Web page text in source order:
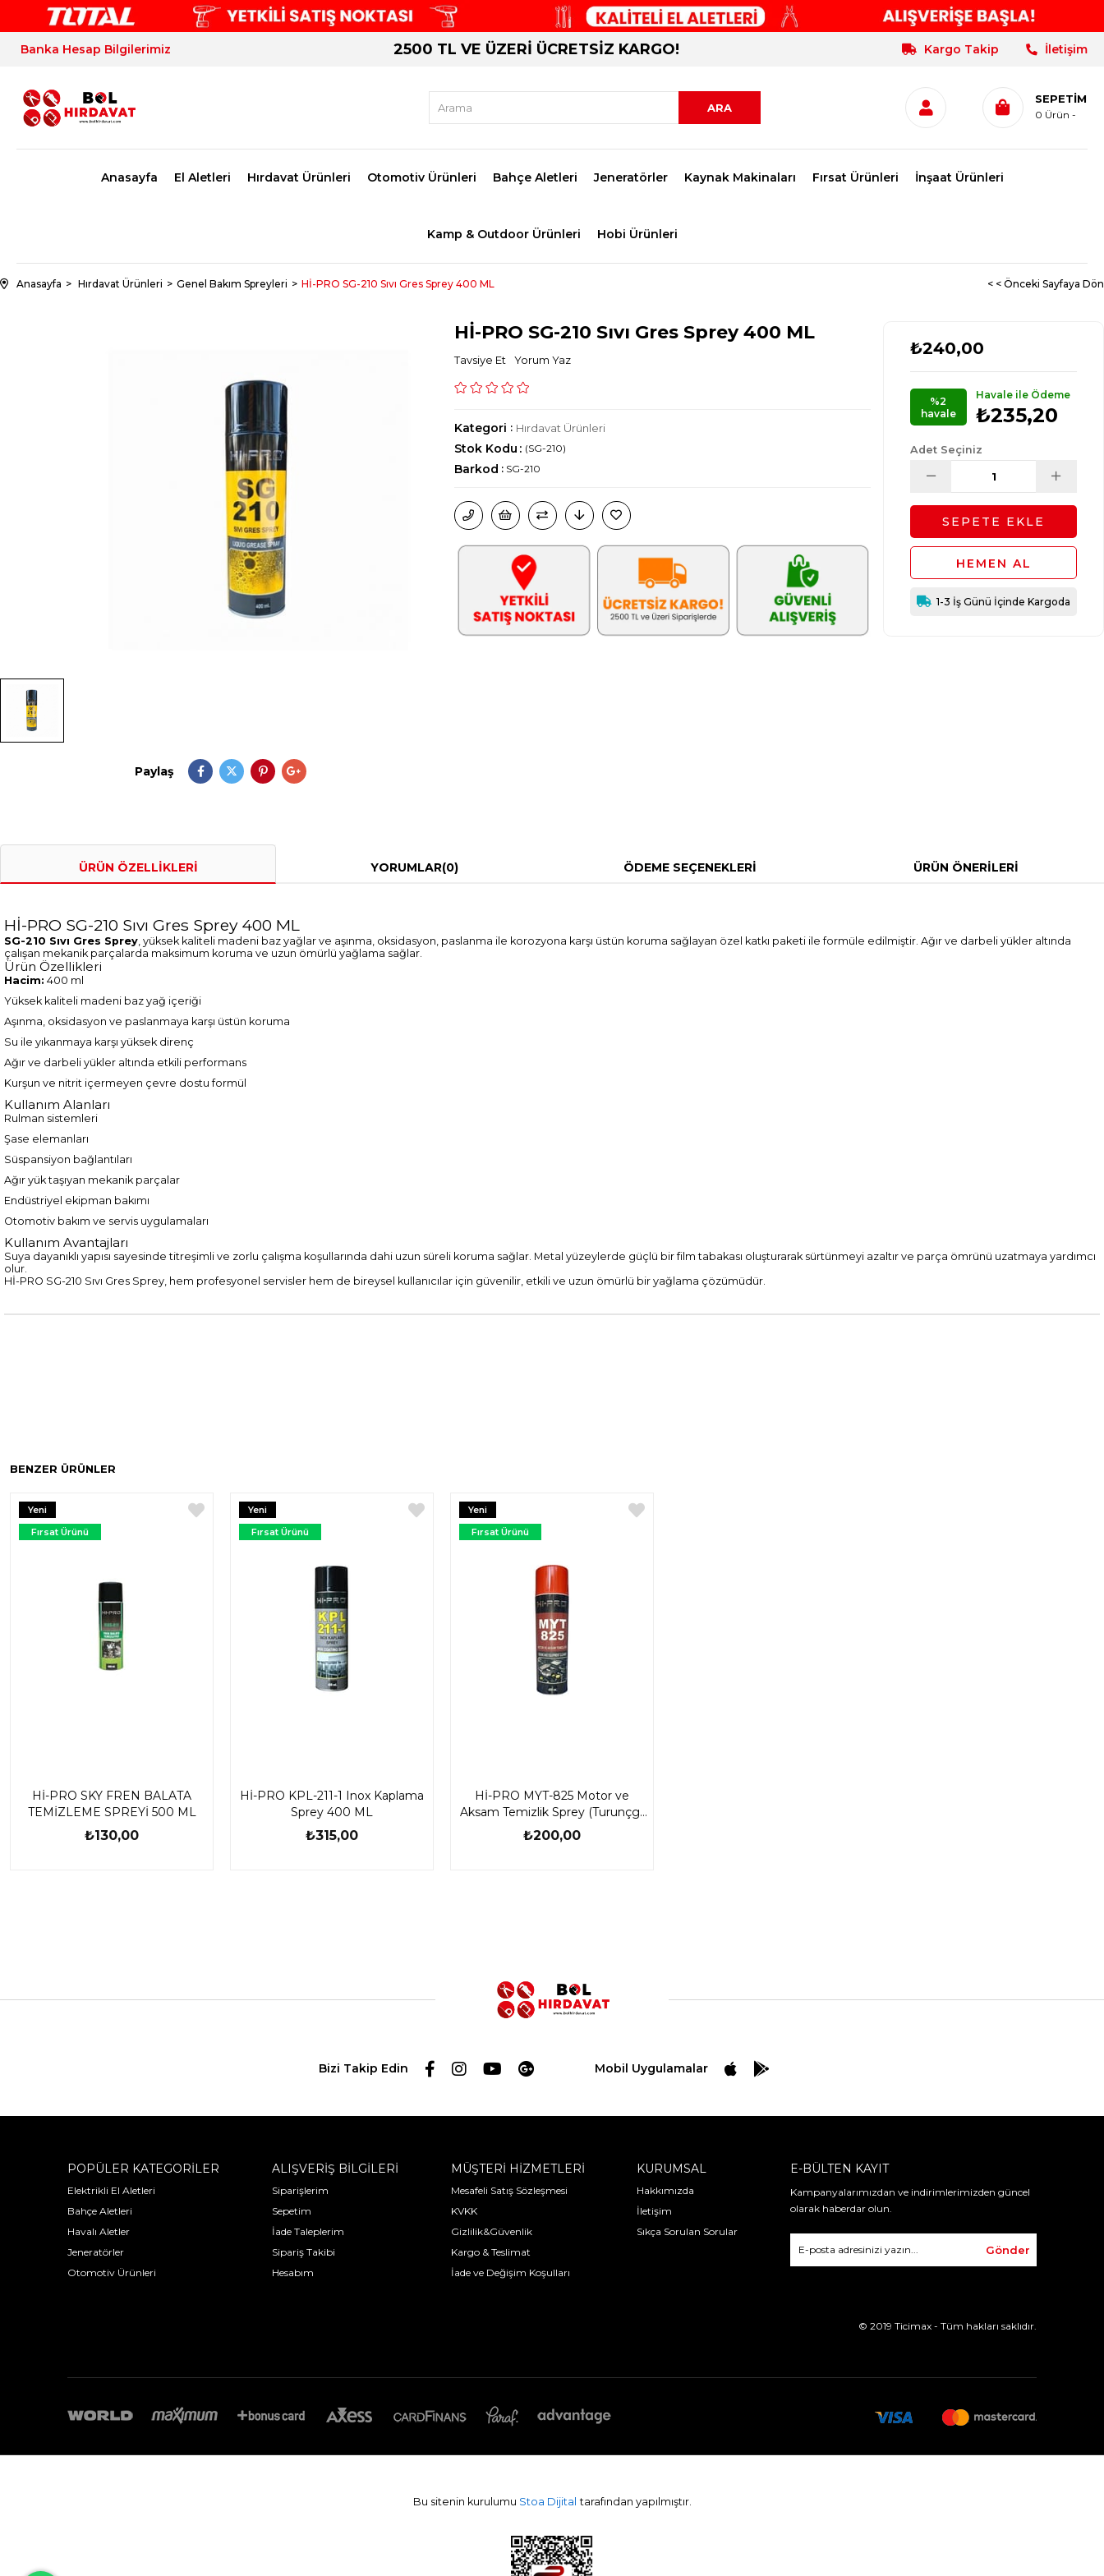
Banka Hesap Bilgilerimiz 2500 TL VE ÜZERİ ÜCRETSİZ KARGO! Kargo Takip İletişim
SEPETIM
0 Ürün
Anasayfa El Aletleri Hırdavat Ürünleri Otomotiv Ürünleri Bahçe Aletleri Jeneratörler Kaynak Makinaları Fırsat Ürünleri İnşaat Ürünleri
Kamp & Outdoor Ürünleri Hobi Ürünleri
Anasayfa Hırdavat Ürünleri Genel Bakım Spreyleri Hİ-PRO SG-210 Sıvı Gres Sprey 400 ML < < Önceki Sayfaya Dön
Paylaş
Hİ-PRO SG-210 Sıvı Gres Sprey 400 ML
Tavsiye Et Yorum Yaz
Kategori : Hırdavat Ürünleri
(SG-210)
Stok Kodu
Barkod : SG-210
₺240,00
Havale ile Ödeme
₺235,20
%2
havale
Adet Seçiniz
1-3 İş Günü İçinde Kargoda
ÜRÜN ÖZELLIKLERI YORUMLAR(0) ÖDEME SEÇENEKLERI ÜRÜN ÖNERILERI
Hİ-PRO SG-210 Sıvı Gres Sprey 400 ML
SG-210 Sıvı Gres Sprey, yüksek kaliteli madeni baz yağlar ve aşınma, oksidasyon, paslanma ile korozyona karşı üstün koruma sağlayan özel katkı paketi ile formüle edilmiştir. Ağır ve darbeli yükler altında
çalışan mekanik parçalarda maksimum koruma ve uzun ömürlü yağlama sağlar.
Ürün Özellikleri
Hacim: 400 ml
Yüksek kaliteli madeni baz yağ içeriği
Aşınma, oksidasyon ve paslanmaya karşı üstün koruma
Su ile yıkanmaya karşı yüksek direnç
Ağır ve darbeli yükler altında etkili performans
Kurşun ve nitrit içermeyen çevre dostu formül
Kullanım Alanları
Rulman sistemleri
Şase elemanları
Süspansiyon bağlantıları
Ağır yük taşıyan mekanik parçalar
Endüstriyel ekipman bakımı
Otomotiv bakım ve servis uygulamaları
Kullanım Avantajları
Suya dayanıklı yapısı sayesinde titreşimli ve zorlu çalışma koşullarında dahi uzun süreli koruma sağlar. Metal yüzeylerde güçlü bir film tabakası oluşturarak sürtünmeyi azaltır ve parça ömrünü uzatmaya yardımcı
olur.
Hİ-PRO SG-210 Sıvı Gres Sprey, hem profesyonel servisler hem de bireysel kullanıcılar için güvenilir, etkili ve uzun ömürlü bir yağlama çözümüdür.
BENZER ÜRÜNLER
Hİ-PRO SKY FREN BALATA
TEMİZLEME SPREYİ 500 ML
₺130,00
Yeni
Ürün
Fırsat Ürünü
Hİ-PRO KPL-211-1 Inox Kaplama
Sprey 400 ML
₺315,00
Yeni
Ürün
Fırsat Ürünü
Hİ-PRO MYT-825 Motor ve
Aksam Temizlik Sprey (Turunçgil
Kokulu) 500 ML
₺200,00
Yeni
Ürün
Fırsat Ürünü
Bizi Takip Edin Mobil Uygulamalar
POPÜLER KATEGORİLER
Elektrikli El Aletleri
Bahçe Aletleri
Havalı Aletler
Jeneratörler
Otomotiv Ürünleri
ALIŞVERİŞ BİLGİLERİ
Siparişlerim
Sepetim
İade Taleplerim
Sipariş Takibi
Hesabım
MÜŞTERİ HİZMETLERİ
Mesafeli Satış Sözleşmesi
KVKK
Gizlilik&Güvenlik
Kargo & Teslimat
İade ve Değişim Koşulları
KURUMSAL
Hakkımızda
İletişim
Sıkça Sorulan Sorular
E-BÜLTEN KAYIT
Kampanyalarımızdan ve indirimlerimizden güncel
olarak haberdar olun.
Gönder
© 2019 Ticimax - Tüm hakları saklıdır.
Bu sitenin kurulumu Stoa Dijital tarafından yapılmıştır.